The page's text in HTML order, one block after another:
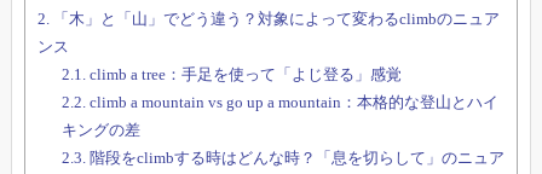
2.
「木」と「山」でどう違う？対象によって変わるclimbのニュア
ンス
2.1. climb a tree：手足を使って「よじ登る」感覚
2.2. climb a mountain vs go up a mountain：本格的な登山とハイ
キングの差
2.3. 階段をclimbする時はどんな時？「息を切らして」のニュア